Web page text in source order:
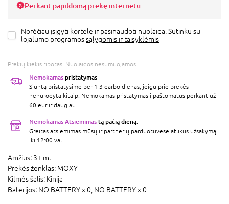
Perkant papildomą prekę internetu
Norėčiau įsigyti kortelę ir pasinaudoti nuolaida. Sutinku su
lojalumo programossąlygomis ir taisyklėmis
Prekių kiekis ribotas. Nuolaidos nesumuojamos.
Nemokamas pristatymas
Siuntą pristatysime per 1-3 darbo dienas, jeigu prie prekės
nenurodyta kitaip. Nemokamas pristatymas į paštomatus perkant už
60 eur ir daugiau.
Nemokamas Atsiėmimas tą pačią dieną.
Greitas atsiėmimas mūsų ir partnerių parduotuvėse atlikus užsakymą
iki 12:00 val.
Amžius: 3+ m.
Prekės ženklas: MOXY
Kilmės šalis: Kinija
Baterijos: NO BATTERY x 0, NO BATTERY x 0